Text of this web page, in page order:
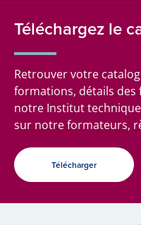
Téléchargez le
Retrouver votre
formations, détails
notre Institut
sur notre formateurs,
Télécharger